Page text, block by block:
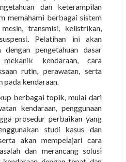
dan keterampilan
memahami berbagai sistem
transmisi, kelistrikan,
Pelatihan ini akan
dengan pengetahuan dasar
kendaraan, cara
rutin, perawatan, serta
kendaraan.
berbagai topik, mulai dari
kendaraan, penggunaan
prosedur perbaikan yang
studi kasus dan
akan mempelajari cara
dan merancang solusi